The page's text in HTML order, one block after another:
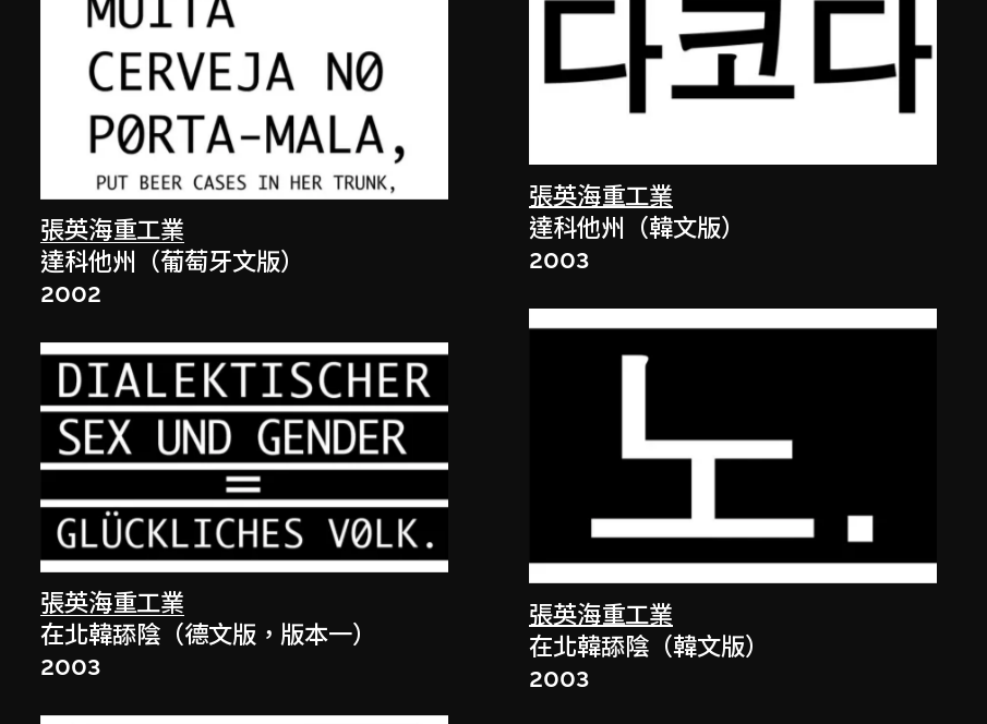
張英海重工業
達科他州（葡萄牙文版）
2002
張英海重工業
在北韓舔陰（德文版，版本一）
2003
張英海重工業
達科他州（韓文版）
2003
張英海重工業
在北韓舔陰（韓文版）
2003